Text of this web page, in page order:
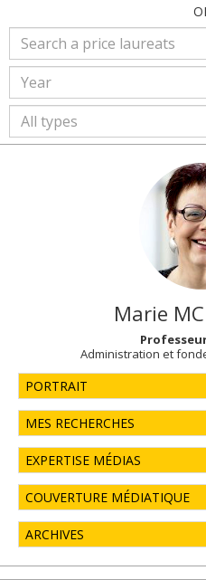
Marie
Administration et
PORTRAIT
MES RECHERCHES
EXPERTISE MÉDIAS
COUVERTURE MÉDIATIQUE
ARCHIVES